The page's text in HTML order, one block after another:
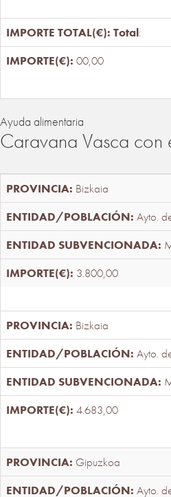
Total:
00,00
Ayuda alimentaria
Caravana Vasca con
Bizkaia
Ayto.
3.800,00
Bizkaia
Ayto.
4.683,00
Gipuzkoa
Ayto.